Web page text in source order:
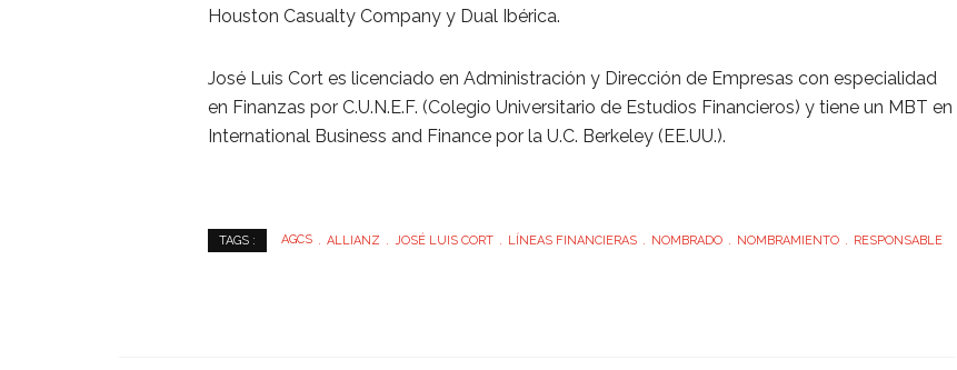
Houston Casualty Company y Dual Ibérica.
José Luis Cort es licenciado en Administración y Dirección de Empresas con especialidad
en Finanzas por C.U.N.E.F. (Colegio Universitario de Estudios Financieros) y tiene un MBT en
International Business and Finance por la U.C. Berkeley (EE.UU.).
TAGS : AGCS ALLIANZ JOSÉ LUIS CORT LÍNEAS FINANCIERAS NOMBRADO NOMBRAMIENTO RESPONSABLE